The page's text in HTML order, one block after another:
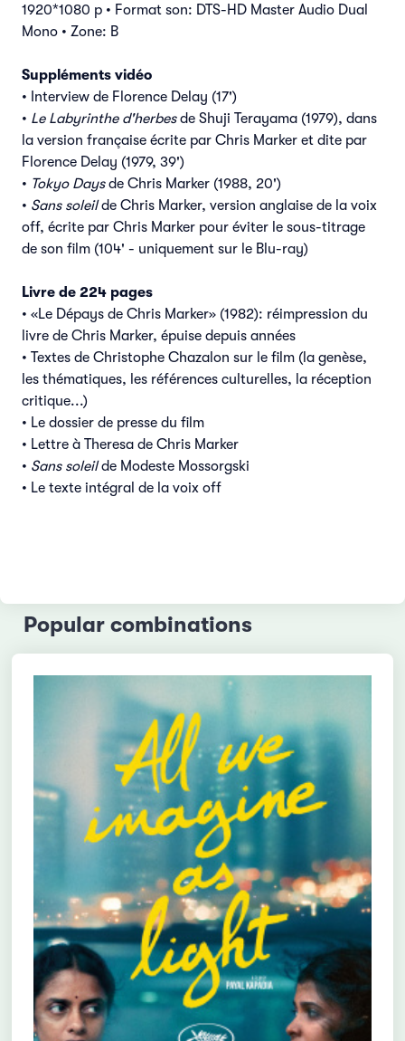
1920*1080 p • Format son: DTS-HD Master Audio Dual
Mono • Zone: B
Suppléments vidéo
• Interview de Florence Delay (17')
• Le Labyrinthe d'herbesde Shuji Terayama (1979), dans
la version française écrite par Chris Marker et dite par
Florence Delay (1979, 39')
• Tokyo Daysde Chris Marker (1988, 20')
• Sans soleilde Chris Marker, version anglaise de la voix
off, écrite par Chris Marker pour éviter le sous-titrage
de son film (104' - uniquement sur le Blu-ray)
Livre de 224 pages
• «Le Dépays de Chris Marker» (1982): réimpression du
livre de Chris Marker, épuise depuis années
• Textes de Christophe Chazalon sur le film (la genèse,
les thématiques, les références culturelles, la réception
critique...)
• Le dossier de presse du film
• Lettre à Theresa de Chris Marker
• Sans soleilde Modeste Mossorgski
• Le texte intégral de la voix off
Popular combinations